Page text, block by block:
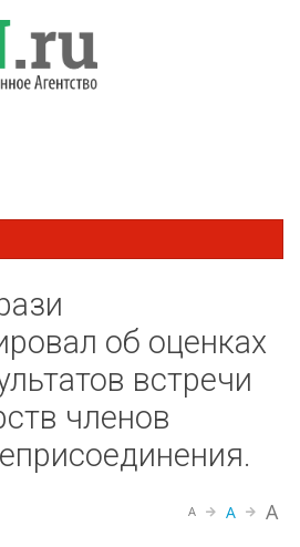
об оценках
встречи
членов
A A A